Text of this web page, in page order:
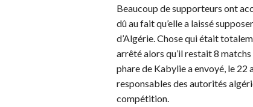
Beaucoup de supporteurs ont
dû au fait qu’elle a laissé
d’Algérie. Chose qui était
arrêté alors qu’il restait 8
phare de Kabylie a envoyé, le 22
responsables des autorités
compétition.